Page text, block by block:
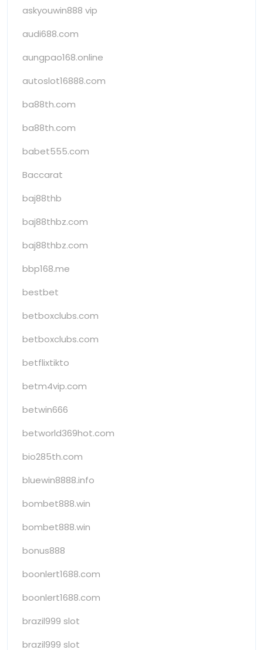
askyouwin888 vip
audi688.com
aungpao168.online
autoslot16888.com
ba88th.com
ba88th.com
babet555.com
Baccarat
baj88thb
baj88thbz.com
baj88thbz.com
bbp168.me
bestbet
betboxclubs.com
betboxclubs.com
betflixtikto
betm4vip.com
betwin666
betworld369hot.com
bio285th.com
bluewin8888.info
bombet888.win
bombet888.win
bonus888
boonlert1688.com
boonlert1688.com
brazil999 slot
brazil999 slot